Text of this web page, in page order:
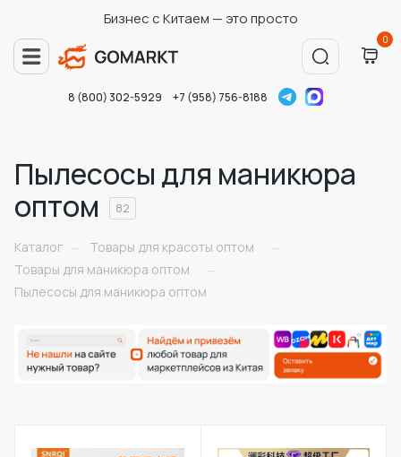
Бизнес с Китаем — это просто
0
8 (800) 302-5929 +7 (958) 756-8188
Пылесосы для маникюра
оптом
82
Каталог — Товары для красоты оптом
—
Товары для маникюра оптом
—
Пылесосы для маникюра оптом